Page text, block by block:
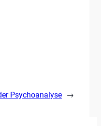
Psychoanalyse →